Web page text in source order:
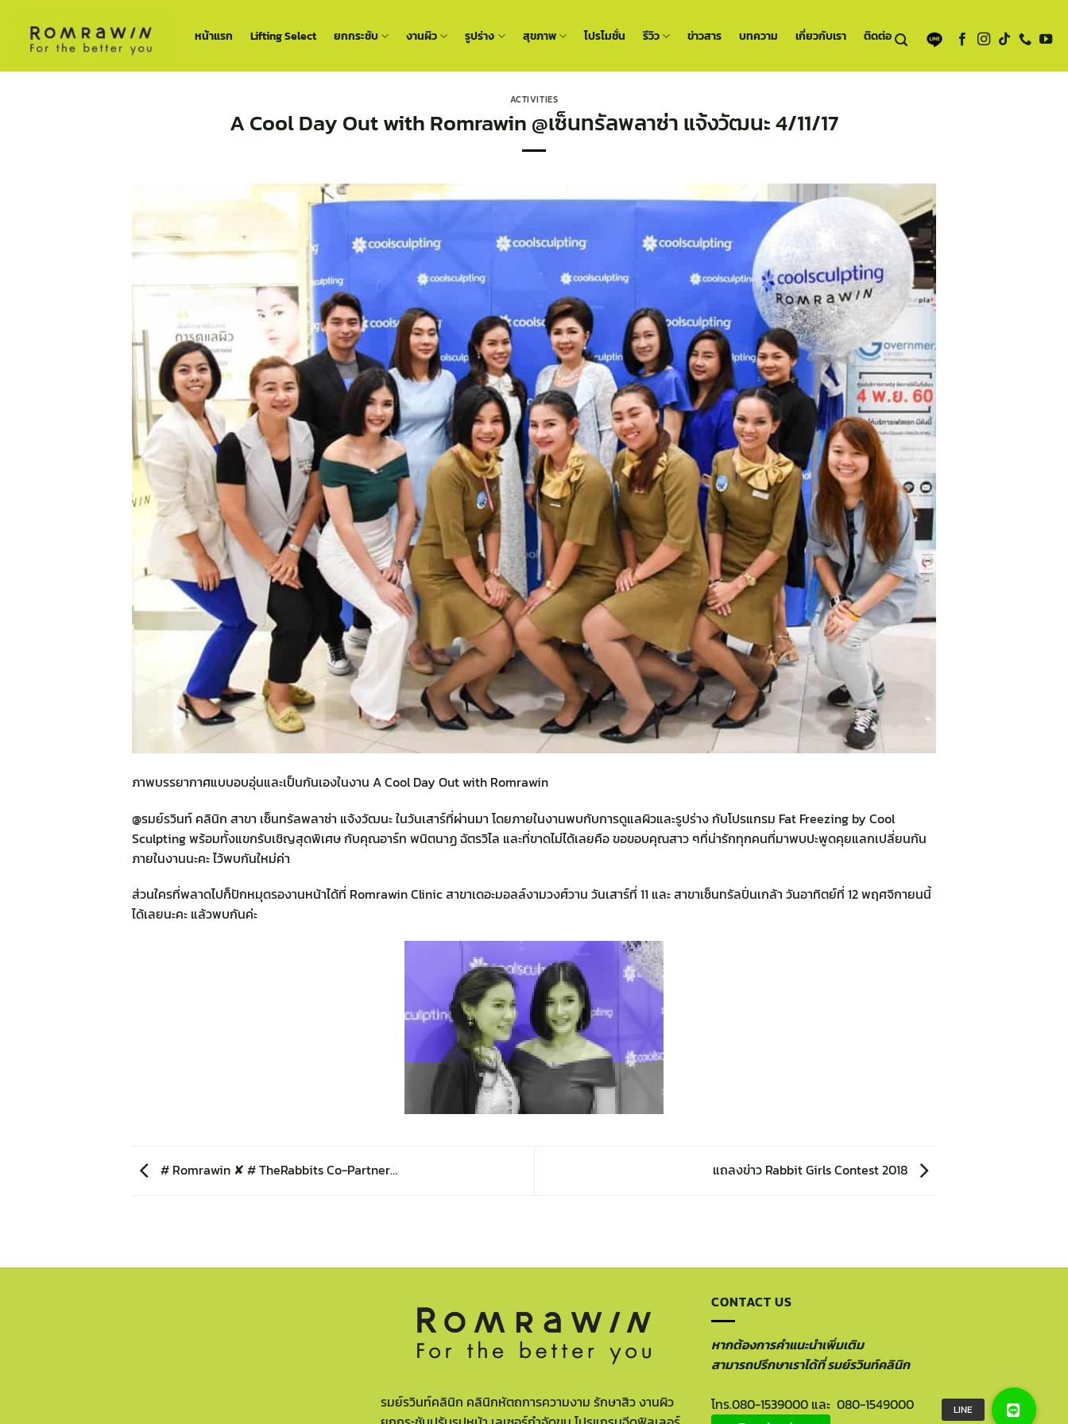
เนื้อหา
หน้าแรก Lifting Select ยกกระชับ งานผิว รูปร่าง สุขภาพ โปรโมชั่น รีวิว ข่าวสาร บทความ เกี่ยวกับเรา ติดต่อ
ACTIVITIES
A Cool Day Out with Romrawin @เซ็นทรัลพลาซ่า แจ้งวัฒนะ 4/11/17
ภาพบรรยากาศแบบอบอุ่นและเป็นกันเองในงาน A Cool Day Out with Romrawin
@รมย์รวินท์ คลินิก สาขา เซ็นทรัลพลาซ่า แจ้งวัฒนะ ในวันเสาร์ที่ผ่านมา โดยภายในงานพบกับการดูแลผิวและรูปร่าง กับโปรแกรม Fat Freezing by Cool
Sculpting พร้อมทั้งแขกรับเชิญสุดพิเศษ กับคุณอาร์ท พนิตนาฏ ฉัตรวิไล และที่ขาดไม่ได้เลยคือ ขอขอบคุณสาว ๆที่น่ารักทุกคนที่มาพบปะพูดคุยแลกเปลี่ยนกัน
ภายในงานนะคะ ไว้พบกันใหม่ค่า
ส่วนใครที่พลาดไปก็ปักหมุดรองานหน้าได้ที่ Romrawin Clinic สาขาเดอะมอลล์งามวงศ์วาน วันเสาร์ที่ 11 และ สาขาเซ็นทรัลปิ่นเกล้า วันอาทิตย์ที่ 12 พฤศจิกายนนี้
ได้เลยนะคะ แล้วพบกันค่ะ
# Romrawin ✘ # TheRabbits Co-Partner… แถลงข่าว Rabbit Girls Contest 2018
รมย์รวินท์คลินิก คลินิกหัตถการความงาม รักษาสิว งานผิว
CONTACT US
หากต้องการคำแนะนำเพิ่มเติม
สามารถปรึกษาเราได้ที่ รมย์รวินท์คลินิก
โทร.080-1539000 และ080-1549000